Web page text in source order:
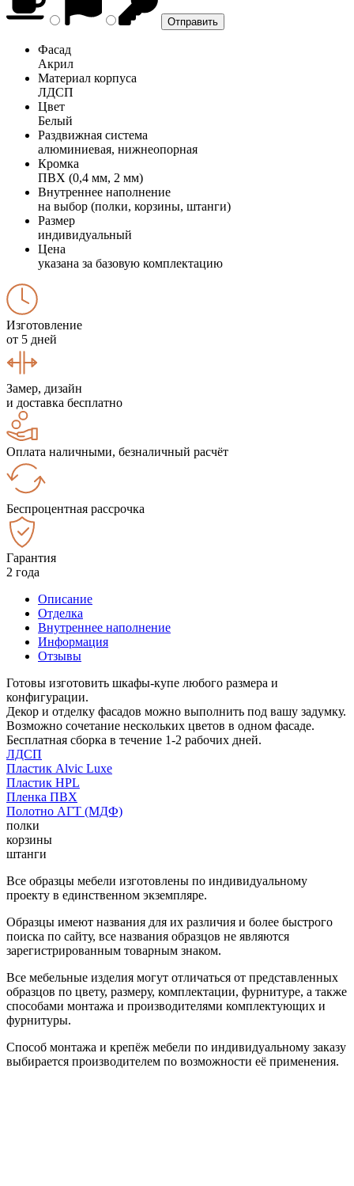
Фасад
Акрил
Материал корпуса
ЛДСП
Цвет
Белый
Раздвижная система
алюминиевая, нижнеопорная
Кромка
ПВХ (0,4 мм, 2 мм)
Внутреннее наполнение
на выбор (полки, корзины, штанги)
Размер
индивидуальный
Цена
указана за базовую комплектацию
Изготовление
от 5 дней
Замер, дизайн
и доставка бесплатно
Оплата наличными, безналичный расчёт
Беспроцентная рассрочка
Гарантия
2 года
Описание
Отделка
Внутреннее наполнение
Информация
Отзывы
Готовы изготовить шкафы-купе любого размера и
конфигурации.
Декор и отделку фасадов можно выполнить под вашу задумку.
Возможно сочетание нескольких цветов в одном фасаде.
Бесплатная сборка в течение 1-2 рабочих дней.
ЛДСП
Пластик Alvic Luxe
Пластик HPL
Пленка ПВХ
Полотно АГТ (МДФ)
полки
корзины
штанги
Все образцы мебели изготовлены по индивидуальному
проекту в единственном экземпляре.
Образцы имеют названия для их различия и более быстрого
поиска по сайту, все названия образцов не являются
зарегистрированным товарным знаком.
Все мебельные изделия могут отличаться от представленных
образцов по цвету, размеру, комплектации, фурнитуре, а также
способами монтажа и производителями комплектующих и
фурнитуры.
Способ монтажа и крепёж мебели по индивидуальному заказу
выбирается производителем по возможности её применения.